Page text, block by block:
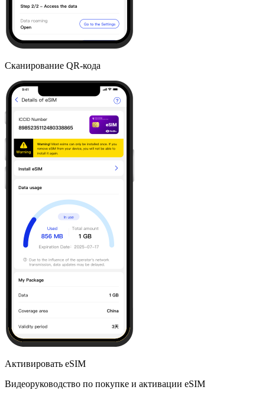
Сканирование QR-кода
Активировать eSIM
Видеоруководство по покупке и активации eSIM